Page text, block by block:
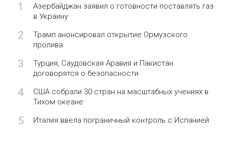
1
Азербайджан заявил о готовности поставлять газ
в Украину
2
Трамп анонсировал открытие Ормузского
пролива
3
Турция, Саудовская Аравия и Пакистан
договорятся о безопасности
4
США собрали 30 стран на масштабных учениях в
Тихом океане
5 Италия ввела пограничный контроль с Испанией